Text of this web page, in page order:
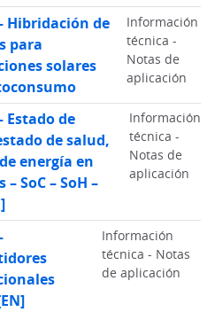
Hibridación de
para
solares
Información
técnica -
Notas de
aplicación
Estado de
de salud,
energía en
SoC – SoH –
Información
técnica -
Notas de
aplicación
Información
técnica - Notas
de aplicación